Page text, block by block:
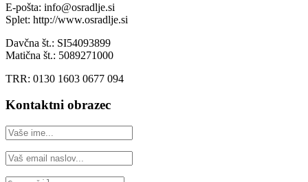
E-pošta: info@osradlje.si
Splet: http://www.osradlje.si
Davčna št.: SI54093899
Matična št.: 5089271000
TRR: 0130 1603 0677 094
Kontaktni obrazec